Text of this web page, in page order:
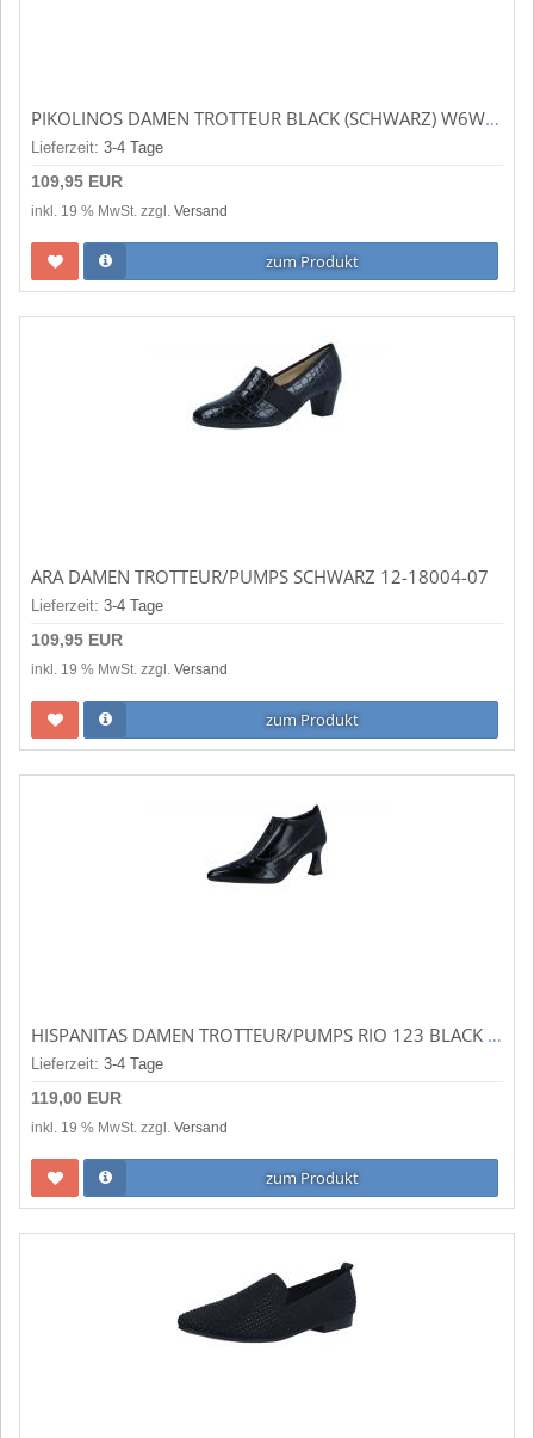
PIKOLINOS DAMEN TROTTEUR BLACK (SCHWARZ) W6W-5673C1
Lieferzeit: 3-4 Tage
109,95 EUR
inkl. 19 % MwSt. zzgl. Versand
zum Produkt
ARA DAMEN TROTTEUR/PUMPS SCHWARZ 12-18004-07
Lieferzeit: 3-4 Tage
109,95 EUR
inkl. 19 % MwSt. zzgl. Versand
zum Produkt
HISPANITAS DAMEN TROTTEUR/PUMPS RIO 123 BLACK (SCHWARZ) HI233120
Lieferzeit: 3-4 Tage
119,00 EUR
inkl. 19 % MwSt. zzgl. Versand
zum Produkt